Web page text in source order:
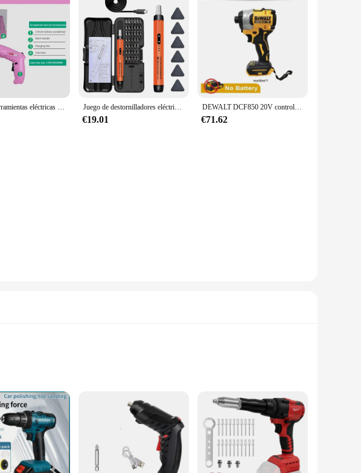
Juego de herramientas eléctricas de reparación de carga rápida con batería de punta de acero de aleación para mujer y niña, regalo, destornillador eléctrico artesanal rosa completo Juego de destornilladores eléctricos, Kit de herramientas eléctricas de precisión, Mini brocas pequeñas inalámbricas recargables para reparación de ordenadores móviles CRV
€19.01
DEWALT DCF850 20V controlador de impacto 205NM Motor sin escobillas destornillador recargable inalámbrico taladro de impacto eléctrico herramientas eléctricas
€71.62
metal casing and robust plastic components ensure durability and longevity,
0-2500 RPM, providing the user with the flexibility to tackle a variety of drilling
to handle the toughest jobs.